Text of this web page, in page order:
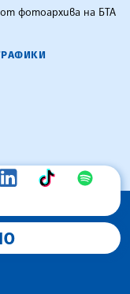
фотоархива на БТА